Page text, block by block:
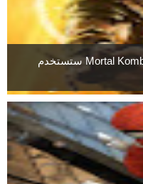
نسخة الحاسب الشخصي من Mortal Kombat 11 ستستخدم